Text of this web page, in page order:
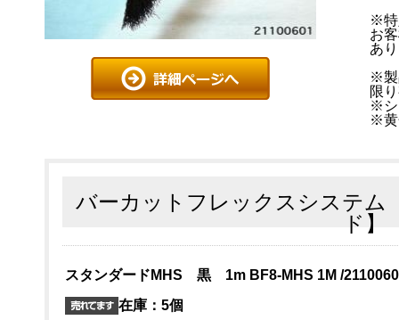
※特
お
あ
※製
限
※シ
※黄
バーカットフレックスシステ
ド】
スタンダードMHS 黒 1m BF8-MHS 1M /
在庫：5個